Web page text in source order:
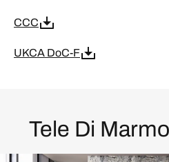
CCC
UKCA DoC-F
Tele Di